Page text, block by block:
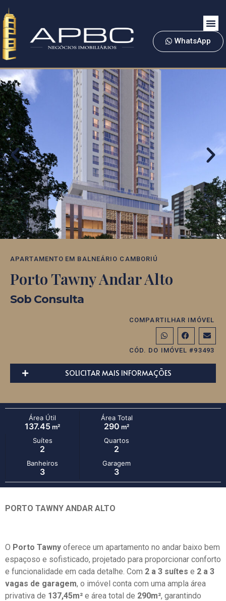
WhatsApp
APARTAMENTO EM BALNEÁRIO CAMBORIÚ
Porto Tawny Andar Alto
Sob Consulta
COMPARTILHAR IMÓVEL
CÓD. DO IMÓVEL #93493
SOLICITAR MAIS INFORMAÇÕES
Área Útil
137.45m²
Área Total
290 m²
Suítes
2
Quartos
2
Banheiros
3
Garagem
3
PORTO TAWNY ANDAR ALTO
O Porto Tawny oferece um apartamento no andar baixo bem
espaçoso e sofisticado, projetado para proporcionar conforto
e funcionalidade em cada detalhe. Com 2 a 3 suítes e 2 a 3
vagas de garagem, o imóvel conta com uma ampla área
privativa de 137,45m² e área total de 290m², garantindo